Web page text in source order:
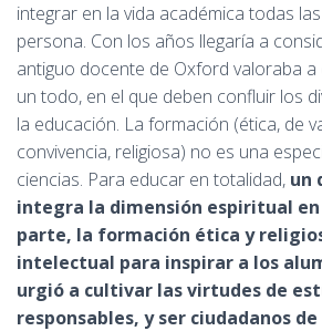
integrar en la vida académica todas
persona. Con los años llegaría a
antiguo docente de Oxford valoraba
un todo, en el que deben confluir los
la educación. La formación (ética, de
convivencia, religiosa) no es una
ciencias. Para educar en totalidad, un
integra la dimensión espiritual
parte, la formación ética y
intelectual para inspirar a los
urgió a cultivar las virtudes de
responsables, y ser ciudadanos